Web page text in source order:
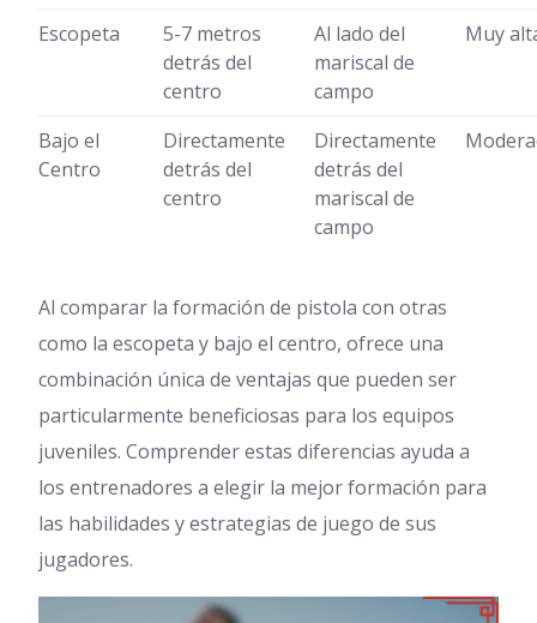
Escopeta
5-7 metros
detrás del
centro
Al lado del
mariscal de
campo
Muy
Bajo el
Centro
Directamente
detrás del
centro
Directamente
detrás del
mariscal de
campo
Al comparar la formación de pistola con otras
como la escopeta y bajo el centro, ofrece una
combinación única de ventajas que pueden ser
particularmente beneficiosas para los equipos
juveniles. Comprender estas diferencias ayuda a
los entrenadores a elegir la mejor formación para
las habilidades y estrategias de juego de sus
jugadores.